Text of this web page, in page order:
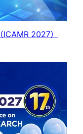
（ICAMR 2027）